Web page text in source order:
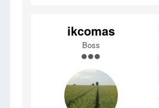
ikcomas
Boss